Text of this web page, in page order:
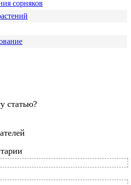
сорняков
статью?